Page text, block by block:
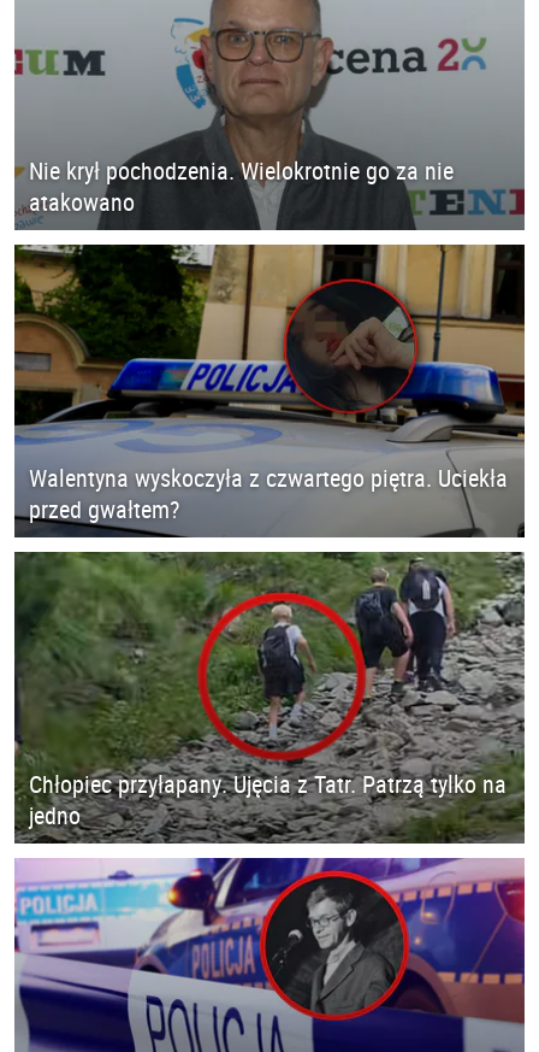
Nie krył pochodzenia. Wielokrotnie go za nie
atakowano
Walentyna wyskoczyła z czwartego piętra. Uciekła
przed gwałtem?
Chłopiec przyłapany. Ujęcia z Tatr. Patrzą tylko na
jedno